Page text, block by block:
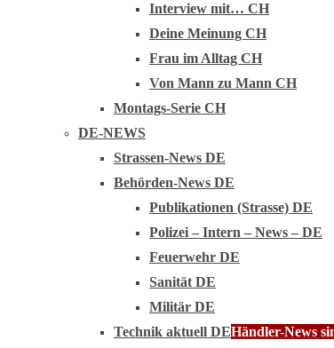
Interview mit… CH
Deine Meinung CH
Frau im Alltag CH
Von Mann zu Mann CH
Montags-Serie CH
DE-NEWS
Strassen-News DE
Behörden-News DE
Publikationen (Strasse) DE
Polizei – Intern – News – DE
Feuerwehr DE
Sanität DE
Militär DE
Technik aktuell DEHändler-News